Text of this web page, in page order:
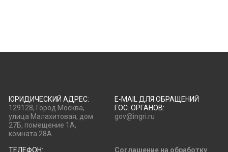
ЮРИДИЧЕСКИЙ АДРЕС:
129128, Город Москва,
улица Малахитовая, дом
27Б, помещение 1А,
комната 28А
E-MAIL ДЛЯ ОБРАЩЕНИЙ
ГОС. ОРГАНОВ:
gov@ingri.ru
ТЕЛЕФОН:
Соглашение на обработку